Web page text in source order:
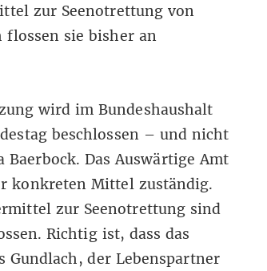
zur Seenotrettung von
flossen sie bisher an
wird im Bundeshaushalt
beschlossen – und nicht
Das Auswärtige Amt
konkreten Mittel zuständig.
zur Seenotrettung sind
Richtig ist, dass das
Gundlach, der Lebenspartner